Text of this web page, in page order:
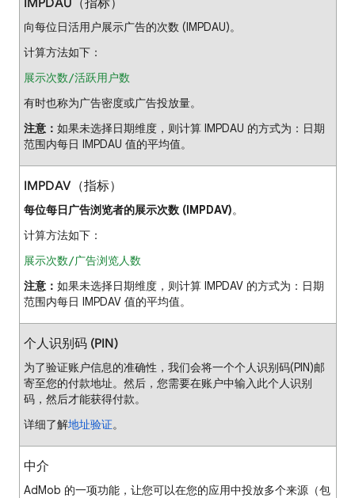
IMPDAU（指标）
向每位日活用户展示广告的次数 (IMPDAU)。
计算方法如下：
展示次数/活跃用户数
有时也称为广告密度或广告投放量。
注意： 如果未选择日期维度，则计算 IMPDAU 的方式为：日期
范围内每日 IMPDAU 值的平均值。
IMPDAV（指标）
每位每日广告浏览者的展示次数 (IMPDAV)。
计算方法如下：
展示次数/广告浏览人数
注意： 如果未选择日期维度，则计算 IMPDAV 的方式为：日期
范围内每日 IMPDAV 值的平均值。
个人识别码 (PIN)
为了验证账户信息的准确性，我们会将一个个人识别码(PIN)邮
寄至您的付款地址。然后，您需要在账户中输入此个人识别
码，然后才能获得付款。
详细了解地址验证。
中介
AdMob 的一项功能，让您可以在您的应用中投放多个来源（包